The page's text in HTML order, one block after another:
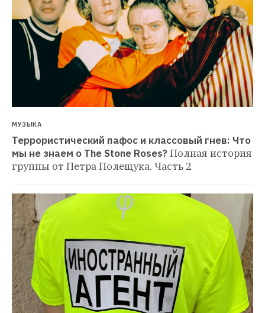
МУЗЫКА
Террористический пафос и классовый гнев: Что
мы не знаем о The Stone Roses?Полная история
группы от Петра Полещука. Часть 2